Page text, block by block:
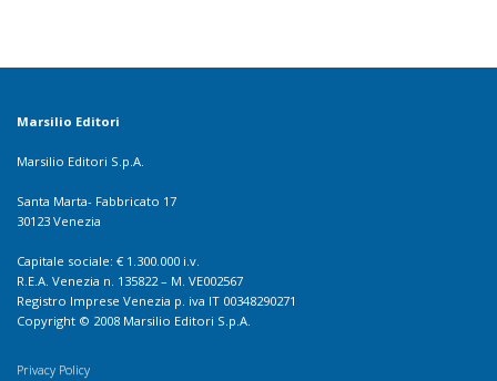
Marsilio Editori
Marsilio Editori S.p.A.
Santa Marta- Fabbricato 17
30123 Venezia
Capitale sociale: € 1.300.000 i.v.
R.E.A. Venezia n. 135822 – M. VE002567
Registro Imprese Venezia p. iva IT 00348290271
Copyright © 2008 Marsilio Editori S.p.A.
Privacy Policy